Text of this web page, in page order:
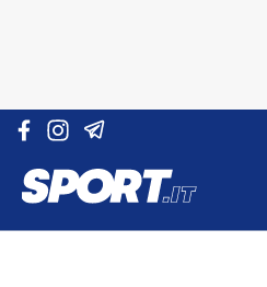
Vai al contenuto